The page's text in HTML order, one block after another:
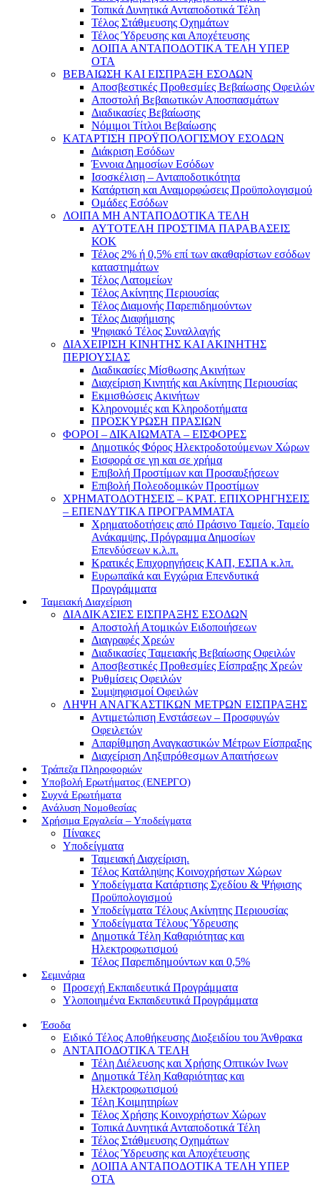
Τοπικά Δυνητικά Ανταποδοτικά Τέλη
Τέλος Στάθμευσης Οχημάτων
Τέλος Ύδρευσης και Αποχέτευσης
ΛΟΙΠΑ ΑΝΤΑΠΟΔΟΤΙΚΑ ΤΕΛΗ ΥΠΕΡ
ΟΤΑ
ΒΕΒΑΙΩΣΗ ΚΑΙ ΕΙΣΠΡΑΞΗ ΕΣΟΔΩΝ
Αποσβεστικές Προθεσμίες Βεβαίωσης Οφειλών
Αποστολή Βεβαιωτικών Αποσπασμάτων
Διαδικασίες Βεβαίωσης
Νόμιμοι Τίτλοι Βεβαίωσης
ΚΑΤΑΡΤΙΣΗ ΠΡΟΫΠΟΛΟΓΙΣΜΟΥ ΕΣΟΔΩΝ
Διάκριση Εσόδων
Έννοια Δημοσίων Εσόδων
Ισοσκέλιση – Ανταποδοτικότητα
Κατάρτιση και Αναμορφώσεις Προϋπολογισμού
Ομάδες Εσόδων
ΛΟΙΠΑ ΜΗ ΑΝΤΑΠΟΔΟΤΙΚΑ ΤΕΛΗ
ΑΥΤΟΤΕΛΗ ΠΡΟΣΤΙΜΑ ΠΑΡΑΒΑΣΕΙΣ
ΚΟΚ
Τέλος 2% ή 0,5% επί των ακαθαρίστων εσόδων
καταστημάτων
Τέλος Λατομείων
Τέλος Ακίνητης Περιουσίας
Τέλος Διαμονής Παρεπιδημούντων
Τέλος Διαφήμισης
Ψηφιακό Τέλος Συναλλαγής
ΔΙΑΧΕΙΡΙΣΗ ΚΙΝΗΤΗΣ ΚΑΙ ΑΚΙΝΗΤΗΣ
ΠΕΡΙΟΥΣΙΑΣ
Διαδικασίες Μίσθωσης Ακινήτων
Διαχείριση Κινητής και Ακίνητης Περιουσίας
Εκμισθώσεις Ακινήτων
Κληρονομιές και Κληροδοτήματα
ΠΡΟΣΚΥΡΩΣΗ ΠΡΑΣΙΩΝ
ΦΟΡΟΙ – ΔΙΚΑΙΩΜΑΤΑ – ΕΙΣΦΟΡΕΣ
Δημοτικός Φόρος Ηλεκτροδοτούμενων Χώρων
Εισφορά σε γη και σε χρήμα
Επιβολή Προστίμων και Προσαυξήσεων
Επιβολή Πολεοδομικών Προστίμων
ΧΡΗΜΑΤΟΔΟΤΗΣΕΙΣ – ΚΡΑΤ. ΕΠΙΧΟΡΗΓΗΣΕΙΣ
– ΕΠΕΝΔΥΤΙΚΑ ΠΡΟΓΡΑΜΜΑΤΑ
Χρηματοδοτήσεις από Πράσινο Ταμείο, Ταμείο
Ανάκαμψης, Πρόγραμμα Δημοσίων
Επενδύσεων κ.λ.π.
Κρατικές Επιχορηγήσεις ΚΑΠ, ΕΣΠΑ κ.λπ.
Ευρωπαϊκά και Εγχώρια Επενδυτικά
Προγράμματα
Ταμειακή Διαχείριση
ΔΙΑΔΙΚΑΣΙΕΣ ΕΙΣΠΡΑΞΗΣ ΕΣΟΔΩΝ
Αποστολή Ατομικών Ειδοποιήσεων
Διαγραφές Χρεών
Διαδικασίες Ταμειακής Βεβαίωσης Οφειλών
Αποσβεστικές Προθεσμίες Είσπραξης Χρεών
Ρυθμίσεις Οφειλών
Συμψηφισμοί Οφειλών
ΛΗΨΗ ΑΝΑΓΚΑΣΤΙΚΩΝ ΜΕΤΡΩΝ ΕΙΣΠΡΑΞΗΣ
Αντιμετώπιση Ενστάσεων – Προσφυγών
Οφειλετών
Απαρίθμηση Αναγκαστικών Μέτρων Είσπραξης
Διαχείριση Ληξιπρόθεσμων Απαιτήσεων
Τράπεζα Πληροφοριών
Υποβολή Ερωτήματος (ΕΝΕΡΓΟ)
Συχνά Ερωτήματα
Ανάλυση Νομοθεσίας
Χρήσιμα Εργαλεία – Υποδείγματα
Πίνακες
Υποδείγματα
Ταμειακή Διαχείριση.
Τέλος Κατάληψης Κοινοχρήστων Χώρων
Υποδείγματα Κατάρτισης Σχεδίου & Ψήφισης
Προϋπολογισμού
Υποδείγματα Τέλους Ακίνητης Περιουσίας
Υποδείγματα Τέλους Ύδρευσης
Δημοτικά Τέλη Καθαριότητας και
Ηλεκτροφωτισμού
Τέλος Παρεπιδημούντων και 0,5%
Σεμινάρια
Προσεχή Εκπαιδευτικά Προγράμματα
Υλοποιημένα Εκπαιδευτικά Προγράμματα
Έσοδα
Ειδικό Τέλος Αποθήκευσης Διοξειδίου του Άνθρακα
ΑΝΤΑΠΟΔΟΤΙΚΑ ΤΕΛΗ
Τέλη Διέλευσης και Χρήσης Οπτικών Ινων
Δημοτικά Τέλη Καθαριότητας και
Ηλεκτροφωτισμού
Τέλη Κοιμητηρίων
Τέλος Χρήσης Κοινοχρήστων Χώρων
Τοπικά Δυνητικά Ανταποδοτικά Τέλη
Τέλος Στάθμευσης Οχημάτων
Τέλος Ύδρευσης και Αποχέτευσης
ΛΟΙΠΑ ΑΝΤΑΠΟΔΟΤΙΚΑ ΤΕΛΗ ΥΠΕΡ
ΟΤΑ